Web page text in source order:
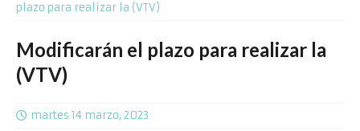
plazo para realizar la (VTV)
Modificarán el plazo para realizar la
(VTV)
martes 14 marzo, 2023